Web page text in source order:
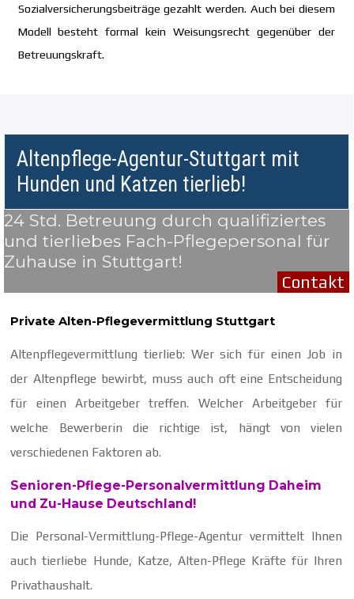
Sozialversicherungsbeiträge gezahlt werden. Auch bei diesem
Modell besteht formal kein Weisungsrecht gegenüber der
Betreuungskraft.
Altenpflege-Agentur-Stuttgart mit
Hunden und Katzen tierlieb!
24 Std. Betreuung durch qualifiziertes
und tierliebes Fach-Pflegepersonal für
Zuhause in Stuttgart!
Contakt
Private Alten-Pflegevermittlung Stuttgart
Altenpflegevermittlung tierlieb: Wer sich für einen Job in
der Altenpflege bewirbt, muss auch oft eine Entscheidung
für einen Arbeitgeber treffen. Welcher Arbeitgeber für
welche Bewerberin die richtige ist, hängt von vielen
verschiedenen Faktoren ab.
Senioren-Pflege-Personalvermittlung Daheim
und Zu-Hause Deutschland!
Die Personal-Vermittlung-Pflege-Agentur vermittelt Ihnen
auch tierliebe Hunde, Katze, Alten-Pflege Kräfte für Ihren
Privathaushalt.